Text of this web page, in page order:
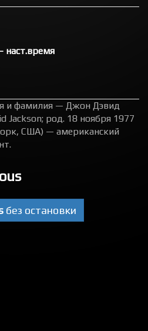
наст.время
и фамилия — Джон Дэвид
Jackson; род. 18 ноября 1977
США) — американский
без остановки